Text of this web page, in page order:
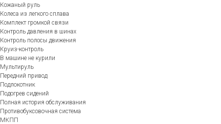
Кожаный руль
Колеса из легкого сплава
Комплект громкой связи
Контроль давления в шинах
Контроль полосы движения
Круиз-контроль
В машине не курили
Мультируль
Передний привод
Подлокотник
Подогрев сидений
Полная история обслуживания
Противобуксовочная система
МКПП